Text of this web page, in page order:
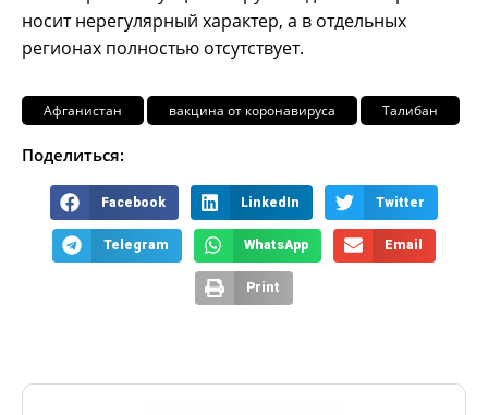
носит нерегулярный характер, а в отдельных
регионах полностью отсутствует.
Афганистан вакцина от коронавируса Талибан
Поделиться:
Facebook LinkedIn Twitter
Telegram WhatsApp Email
Print